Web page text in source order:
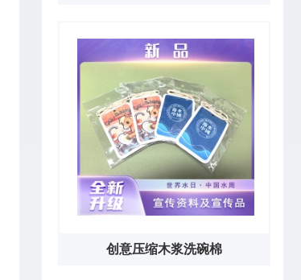
创意压缩木浆洗碗棉